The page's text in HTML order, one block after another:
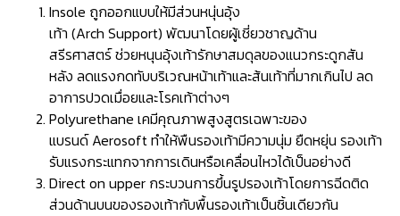
Insole ถูกออกแบบให้มีส่วนหนุ่นอุ้ง
เท้า (Arch Support) พัฒนาโดยผู้เชี่ยวชาญด้าน
สรีรศาสตร์ ช่วยหนุนอุ้งเท้ารักษาสมดุลของแนวกระดูกสัน
หลัง ลดแรงกดทับบริเวณหน้าเท้าและส้นเท้าที่มากเกินไป ลด
อาการปวดเมื่อยและโรคเท้าต่างๆ
Polyurethane เคมีคุณภาพสูงสูตรเฉพาะของ
แบรนด์ Aerosoft ทำให้พืนรองเท้ามีความนุ่ม ยืดหยุ่น รองเท้า
รับแรงกระแทกจากการเดินหรือเคลื่อนไหวได้เป็นอย่างดี
Direct on upper กระบวนการขึ้นรูปรองเท้าโดยการฉีดติด
ส่วนด้านบนของรองเท้ากับพื้นรองเท้าเป็นชิ้นเดียวกัน